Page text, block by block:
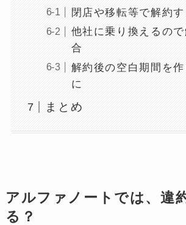
閉店や移転等で解約
他社に乗り換えるの
合
解約後の空白期間を
に
まとめ
アルファノートでは、違
る？